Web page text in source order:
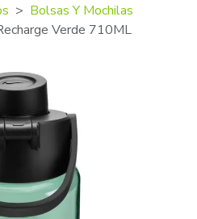
Bolsas Y Mochilas
Verde 710ML